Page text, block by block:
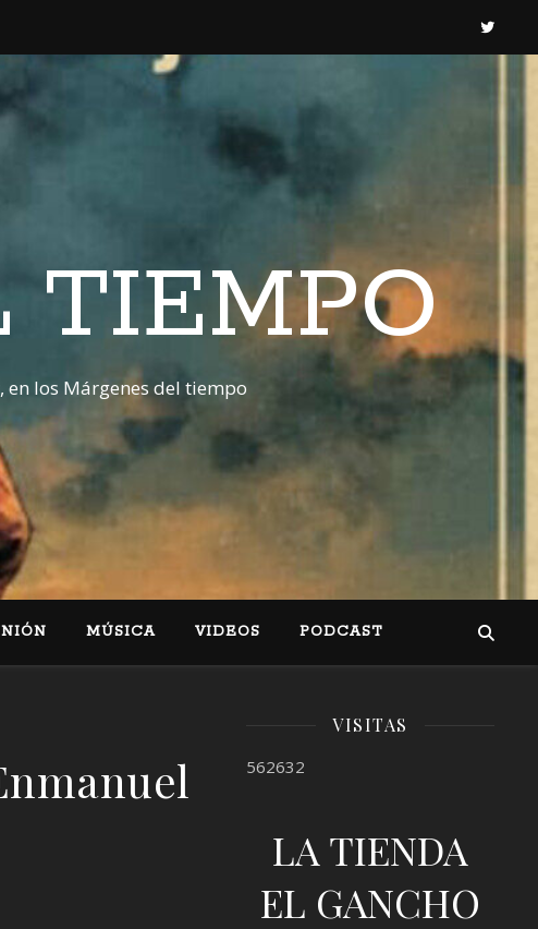
TIEMPO
los Márgenes del tiempo
MÚSICA VIDEOS PODCAST
VISITAS
562632
LA TIENDA
EL GANCHO